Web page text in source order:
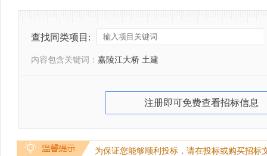
查找同类项目:
内容包含关键词： 嘉陵江大桥 土建
注册即可免费查看招标信息
为保证您能够顺利投标，请在投标或购买招